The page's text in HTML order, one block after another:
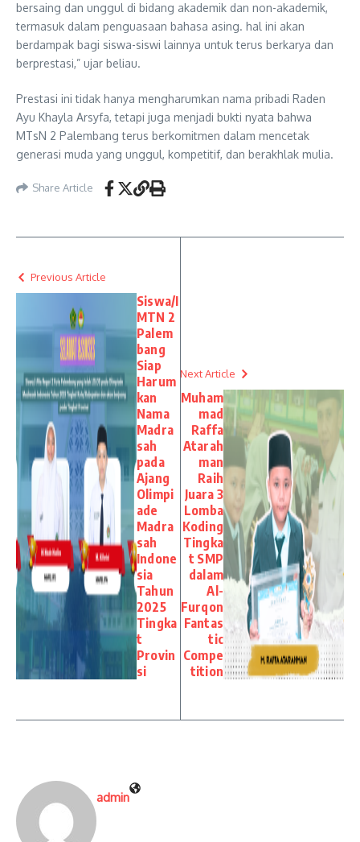
bersaing dan unggul di bidang akademik dan non-akademik,
termasuk dalam penguasaan bahasa asing. hal ini akan
berdampak bagi siswa-siswi lainnya untuk terus berkarya dan
berprestasi,” ujar beliau.
Prestasi ini tidak hanya mengharumkan nama pribadi Raden
Ayu Khayla Arsyfa, tetapi juga menjadi bukti nyata bahwa
MTsN 2 Palembang terus berkomitmen dalam mencetak
generasi muda yang unggul, kompetitif, dan berakhlak mulia.
Share Article
Previous Article
Siswa/I
MTN 2
Palem
bang
Siap
Harum
kan
Nama
Madra
sah
pada
Ajang
Olimpi
ade
Madra
sah
Indone
sia
Tahun
2025
Tingka
t
Provin
si
Next Article
Muham
mad
Raffa
Atarah
man
Raih
Juara 3
Lomba
Koding
Tingka
t SMP
dalam
Al-
Furqon
Fantas
tic
Compe
tition
admin